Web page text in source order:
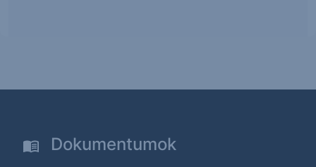
Dokumentumok